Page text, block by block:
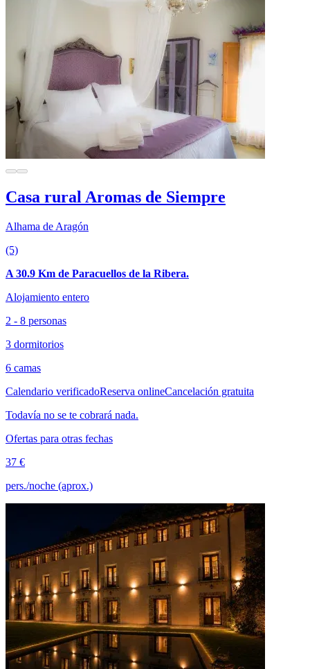
Casa rural Aromas de Siempre
Alhama de Aragón
(5)
A 30.9 Km de Paracuellos de la Ribera.
Alojamiento entero
2 - 8 personas
3 dormitorios
6 camas
Calendario verificadoReserva onlineCancelación gratuita
Todavía no se te cobrará nada.
Ofertas para otras fechas
37 €
pers./noche (aprox.)